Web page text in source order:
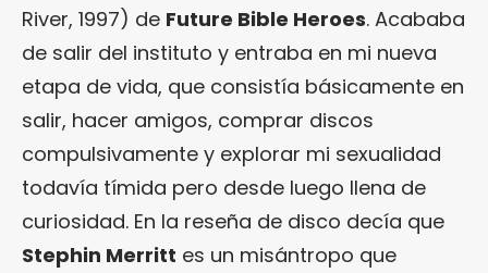
River, 1997) de Future Bible Heroes. Acababa
de salir del instituto y entraba en mi nueva
etapa de vida, que consistía básicamente en
salir, hacer amigos, comprar discos
compulsivamente y explorar mi sexualidad
todavía tímida pero desde luego llena de
curiosidad. En la reseña de disco decía que
Stephin Merritt es un misántropo que